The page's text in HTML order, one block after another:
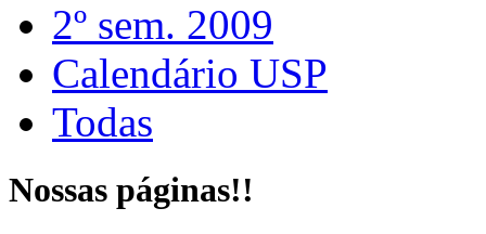
2º sem. 2009
Calendário USP
Todas
Nossas páginas!!